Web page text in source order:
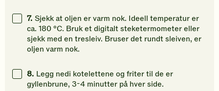
7. Sjekk at oljen er varm nok. Ideell temperatur er
ca. 180 °C. Bruk et digitalt steketermometer eller
sjekk med en tresleiv. Bruser det rundt sleiven, er
oljen varm nok.
8. Legg nedi kotelettene og friter til de er
gyllenbrune, 3-4 minutter på hver side.